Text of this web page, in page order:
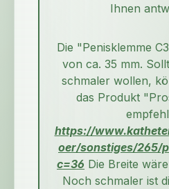
Ihnen
Die "Penisklemme
von ca. 35 mm.
schmaler wollen,
das Produkt
https://
oer/sonstiges/265/
c=36 Die Breite
Noch schmaler ist